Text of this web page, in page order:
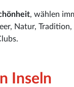
, wählen
Natur, Tradition,
Inseln